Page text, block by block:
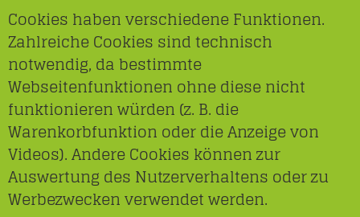
Cookies haben verschiedene Funktionen.
Zahlreiche Cookies sind technisch
notwendig, da bestimmte
Webseitenfunktionen ohne diese nicht
funktionieren würden (z. B. die
Warenkorbfunktion oder die Anzeige von
Videos). Andere Cookies können zur
Auswertung des Nutzerverhaltens oder zu
Werbezwecken verwendet werden.